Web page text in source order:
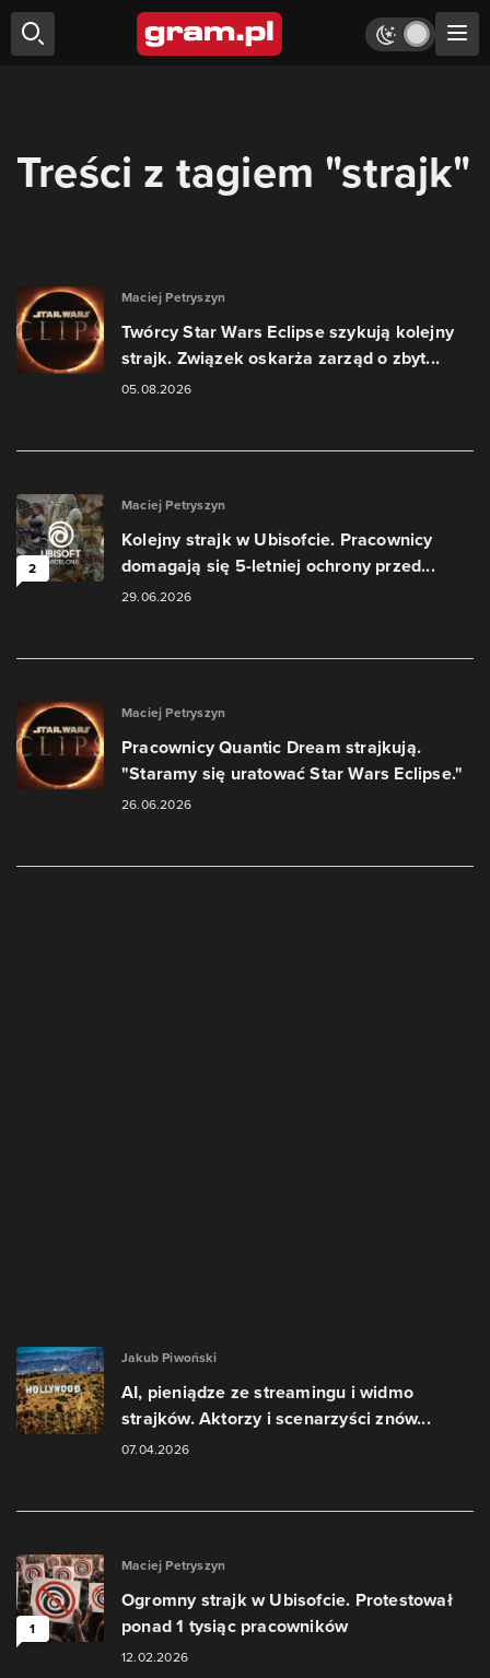
Treści z tagiem "strajk"
Maciej Petryszyn
Twórcy Star Wars Eclipse szykują kolejny
strajk. Związek oskarża zarząd o zbyt...
05.08.2026
2
Maciej Petryszyn
Kolejny strajk w Ubisofcie. Pracownicy
domagają się 5-letniej ochrony przed...
29.06.2026
Maciej Petryszyn
Pracownicy Quantic Dream strajkują.
"Staramy się uratować Star Wars Eclipse."
26.06.2026
Jakub Piwoński
AI, pieniądze ze streamingu i widmo
strajków. Aktorzy i scenarzyści znów...
07.04.2026
1
Maciej Petryszyn
Ogromny strajk w Ubisofcie. Protestował
ponad 1 tysiąc pracowników
12.02.2026